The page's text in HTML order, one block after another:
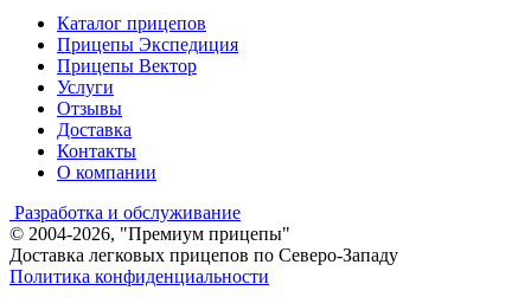
Каталог прицепов
Прицепы Экспедиция
Прицепы Вектор
Услуги
Отзывы
Доставка
Контакты
О компании
Разработка и обслуживание
© 2004-2026, "Премиум прицепы"
Доставка легковых прицепов по Северо-Западу
Политика конфиденциальности